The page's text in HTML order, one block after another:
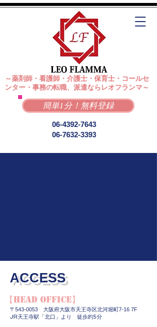
簡単1分！無料登録
06-7632-3393
06-4392-7643
～薬剤師・看護師・介護士・保育士・コールセ
ンター・事務の転職、派遣ならレオフランマ～
​ACCESS
〒543-0053 大阪府大阪市天王寺区北河堀町7-16 7F
【Head Office】
JR天王寺駅「北口」より 徒歩約5分